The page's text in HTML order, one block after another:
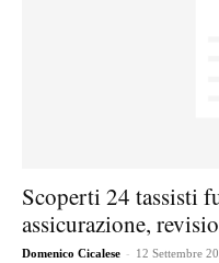
Scoperti 24 tassisti
assicurazione,
Domenico Cicalese - 12 Settembre